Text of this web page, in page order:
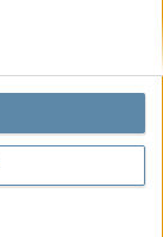
(letting